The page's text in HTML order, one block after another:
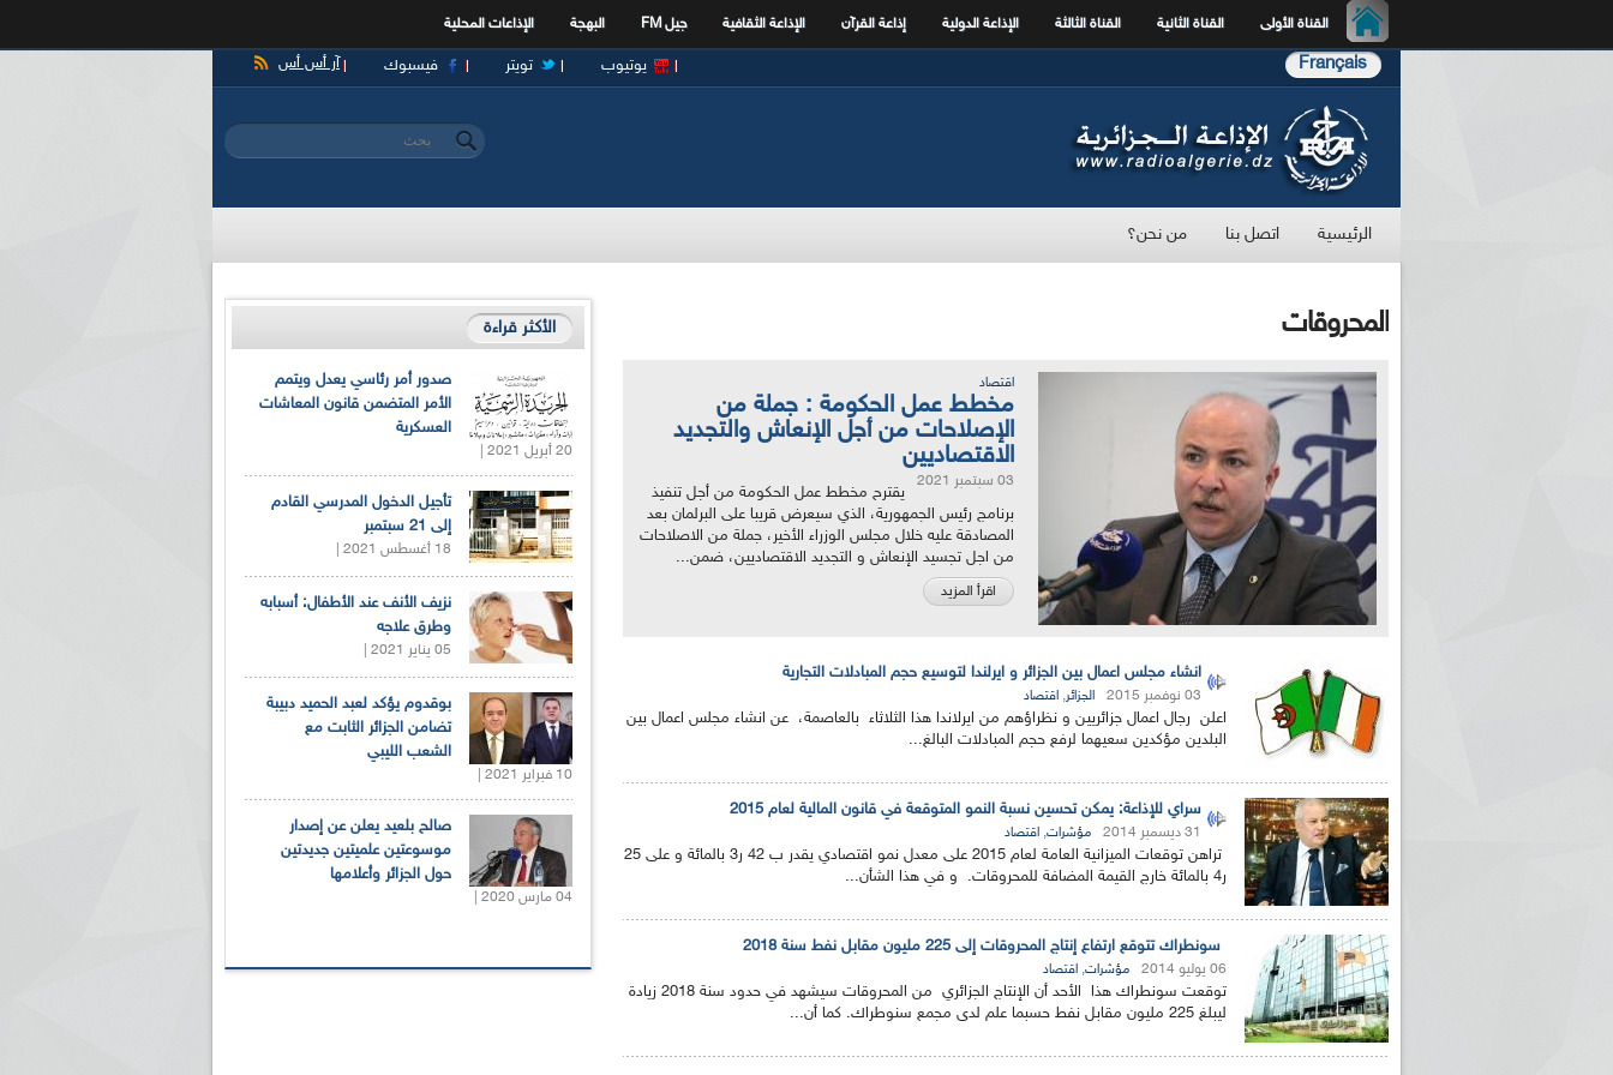
القناة الأولى القناة الثانية القناة الثالثة الإذاعة الدولية إذاعة القرآن الإذاعة الثقافية جيل FM البهجة الإذاعات المحلية
Français آر أس أس فيسبوك تويتر يوتيوب
استمارة البحث
‏بحث ‏
الرئيسية اتصل بنا من نحن؟
المحروقات
اقتصاد
مخطط عمل الحكومة : جملة من
الإصلاحات من أجل الإنعاش والتجديد
الاقتصاديين
03 سبتمبر 2021
يقترح مخطط عمل الحكومة من أجل تنفيذ
برنامج رئيس الجمهورية، الذي سيعرض قريبا على البرلمان بعد
المصادقة عليه خلال مجلس الوزراء الأخير، جملة من الاصلاحات
من اجل تجسيد الإنعاش و التجديد الاقتصاديين، ضمن...
اقرأ المزيد
انشاء مجلس اعمال بين الجزائر و ايرلندا لتوسيع حجم المبادلات التجارية
03 نوفمبر 2015 الجزائر, اقتصاد
اعلن رجال اعمال جزائريين و نظراؤهم من ايرلاندا هذا الثلاثاء بالعاصمة، عن انشاء مجلس اعمال بين
البلدين مؤكدين سعيهما لرفع حجم المبادلات البالغ...
سراي للإذاعة: يمكن تحسين نسبة النمو المتوقعة في قانون المالية لعام 2015
31 ديسمبر 2014 مؤشرات, اقتصاد
تراهن توقعات الميزانية العامة لعام 2015 على معدل نمو اقتصادي يقدر ب 42 ر3 بالمائة و على 25
ر4 بالمائة خارج القيمة المضافة للمحروقات. و في هذا الشأن...
سونطراك تتوقع ارتفاع إنتاج المحروقات إلى 225 مليون مقابل نفط سنة 2018
06 يوليو 2014 مؤشرات, اقتصاد
توقعت سونطراك هذا الأحد أن الإنتاج الجزائري من المحروقات سيشهد في حدود سنة 2018 زيادة
ليبلغ 225 مليون مقابل نفط حسبما علم لدى مجمع سنوطراك. كما أن...
الأكثر قراءة
صدور أمر رئاسي يعدل ويتمم
الأمر المتضمن قانون المعاشات
العسكرية
20 أبريل 2021 |
تأجيل الدخول المدرسي القادم
إلى 21 سبتمبر
18 أغسطس 2021 |
نزيف الأنف عند الأطفال: أسبابه
وطرق علاجه
05 يناير 2021 |
بوقدوم يؤكد لعبد الحميد دبيبة
تضامن الجزائر الثابت مع
الشعب الليبي
10 فبراير 2021 |
صالح بلعيد يعلن عن إصدار
موسوعتين علميتين جديدتين
حول الجزائر وأعلامها
04 مارس 2020 |